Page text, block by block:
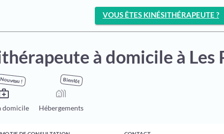
VOUS ÊTES KINÉSITHÉRAPEUTE ?
à domicile à Les
Nouveau !
domicile
Bientôt
holiday_village
Hébergements